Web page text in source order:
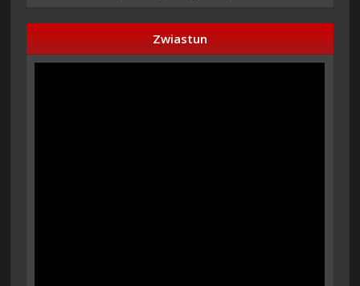
Zwiastun